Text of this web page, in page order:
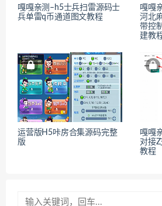
嘎嘎亲测–h5士兵扫雷源码士
兵单雷q币通道图文教程
嘎嘎
河北
带控
建教
运营版H5咔房合集源码完整
版
嘎嘎
对接
教程